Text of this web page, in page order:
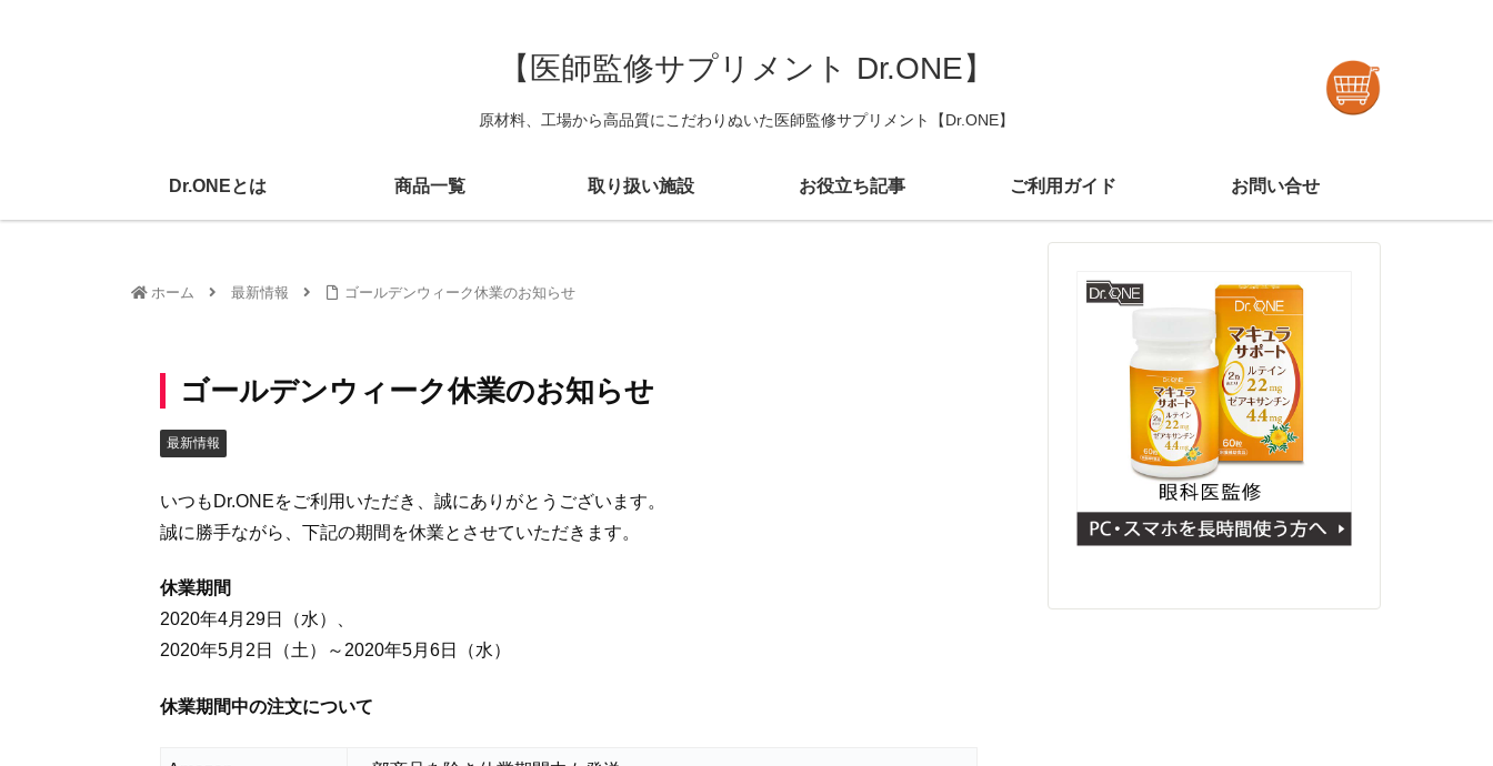
【医師監修サプリメント Dr.ONE】
原材料、工場から高品質にこだわりぬいた医師監修サプリメント【Dr.ONE】
Dr.ONEとは 商品一覧 取り扱い施設 お役立ち記事 ご利用ガイド お問い合せ
ホーム 最新情報 ゴールデンウィーク休業のお知らせ
ゴールデンウィーク休業のお知らせ
最新情報
いつもDr.ONEをご利用いただき、誠にありがとうございます。
誠に勝手ながら、下記の期間を休業とさせていただきます。
休業期間
2020年4月29日（水）、
2020年5月2日（土）～2020年5月6日（水）
休業期間中の注文について